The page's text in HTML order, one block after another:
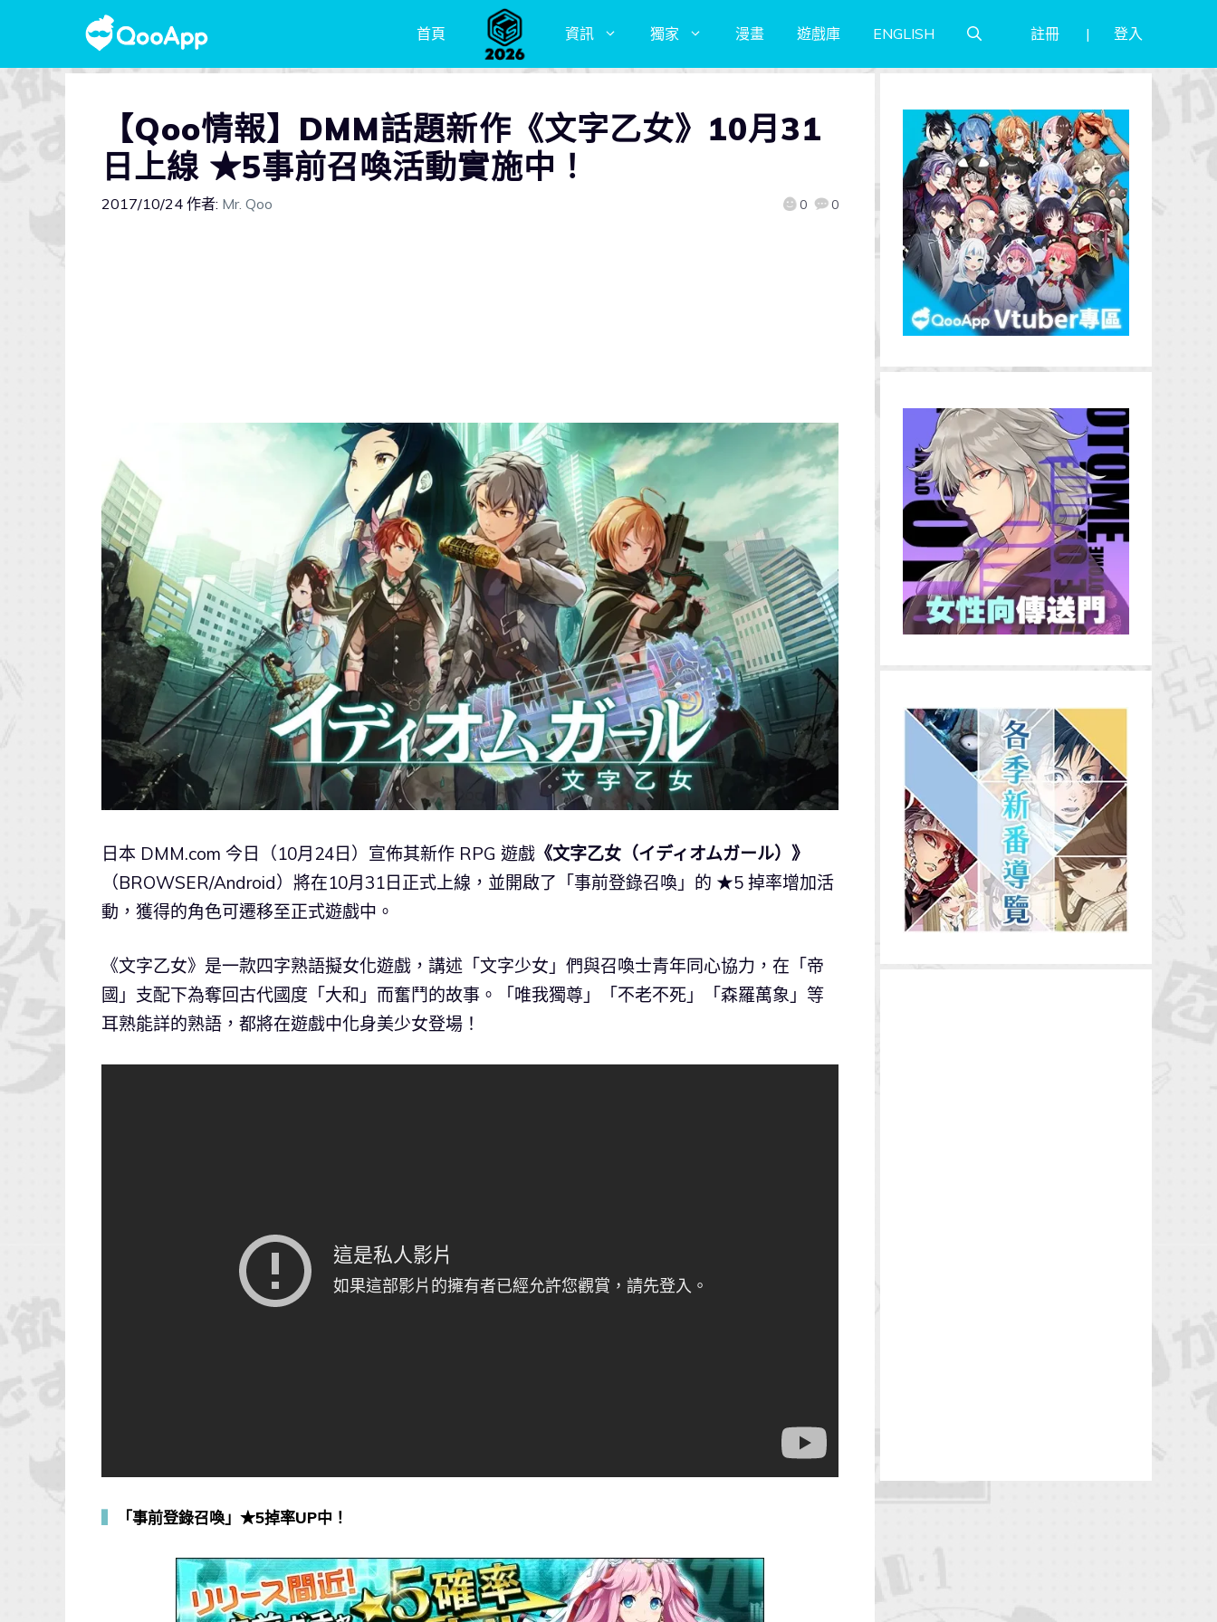
首頁 資訊 獨家 漫畫 遊戲庫 ENGLISH 註冊 登入
【Qoo情報】DMM話題新作《文字乙女》10月31
日上線 ★5事前召喚活動實施中！
2017/10/24 作者: Mr. Qoo 0 0
日本 DMM.com 今日（10月24日）宣佈其新作 RPG 遊戲 《文字乙女（イディオムガール）》
（BROWSER/Android）將在10月31日正式上線，並開啟了「事前登錄召喚」的 ★5 掉率增加活
動，獲得的角色可遷移至正式遊戲中。
《文字乙女》是一款四字熟語擬女化遊戲，講述「文字少女」們與召喚士青年同心協力，在「帝
國」支配下為奪回古代國度「大和」而奮鬥的故事。「唯我獨尊」「不老不死」「森羅萬象」等
耳熟能詳的熟語，都將在遊戲中化身美少女登場！
「事前登錄召喚」★5掉率UP中！